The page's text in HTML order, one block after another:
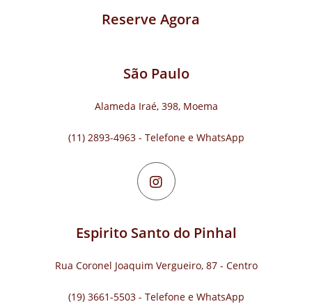
Reserve Agora
São Paulo
Alameda Iraé, 398, Moema
(11) 2893-4963 - Telefone e WhatsApp
Espirito Santo do Pinhal
Rua Coronel Joaquim Vergueiro, 87 - Centro
(19) 3661-5503 - Telefone e WhatsApp